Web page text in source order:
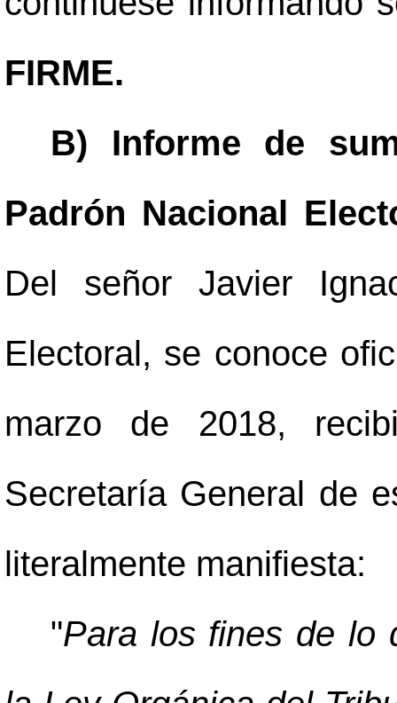
FIRME.
B) Informe de
Padrón Nacional
Del señor Javier
Electoral, se conoce
marzo de 2018,
Secretaría General de
literalmente manifiesta:
"Para los fines de lo